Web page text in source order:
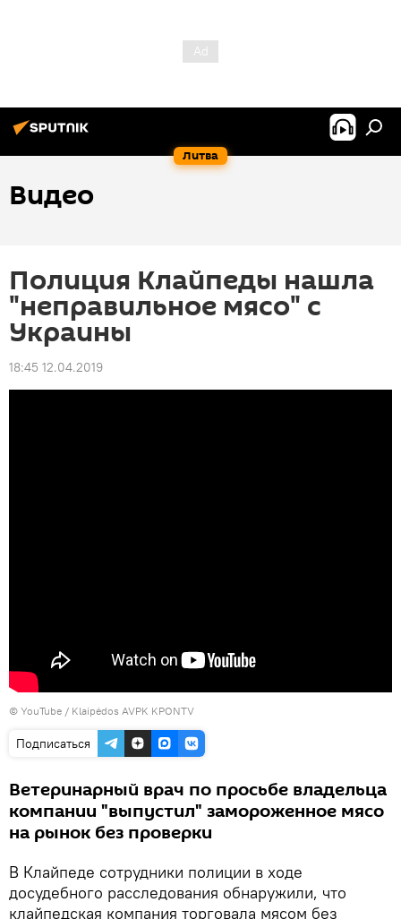
Литва
Видео
Полиция Клайпеды нашла
"неправильное мясо" с
Украины
18:45 12.04.2019
© YouTube / Klaipėdos AVPK KPONTV
Подписаться
Ветеринарный врач по просьбе владельца
компании "выпустил" замороженное мясо
на рынок без проверки
В Клайпеде сотрудники полиции в ходе
досудебного расследования обнаружили, что
клайпедская компания торговала мясом без